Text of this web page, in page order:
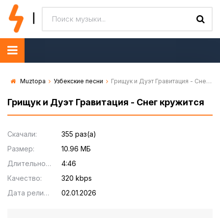
Muztopa Узбекские песни Грищук и Дуэт Гравитация - Снег кружится
Грищук и Дуэт Гравитация - Снег кружится
Скачали:
355 раз(а)
Размер:
10.96 МБ
Длительность:
4:46
Качество:
320 kbps
Дата релиза:
02.01.2026